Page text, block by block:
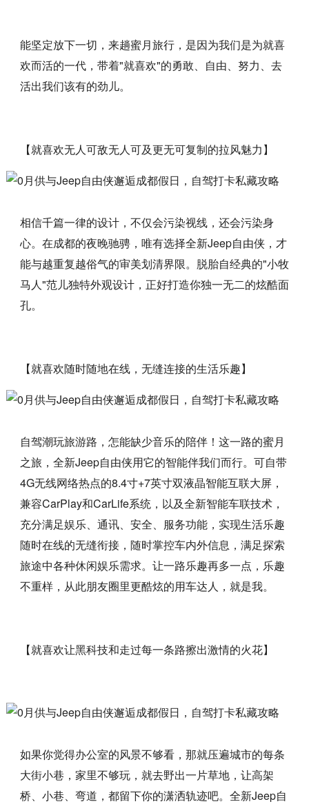
能坚定放下一切，来趟蜜月旅行，是因为我们是为就喜
欢而活的一代，带着"就喜欢"的勇敢、自由、努力、去
活出我们该有的劲儿。
【就喜欢无人可敌无人可及更无可复制的拉风魅力】
相信千篇一律的设计，不仅会污染视线，还会污染身
心。在成都的夜晚驰骋，唯有选择全新Jeep自由侠，才
能与越重复越俗气的审美划清界限。脱胎自经典的"小牧
马人"范儿独特外观设计，正好打造你独一无二的炫酷面
孔。
【就喜欢随时随地在线，无缝连接的生活乐趣】
自驾潮玩旅游路，怎能缺少音乐的陪伴！这一路的蜜月
之旅，全新Jeep自由侠用它的智能伴我们而行。可自带
4G无线网络热点的8.4寸+7英寸双液晶智能互联大屏，
兼容CarPlay和CarLife系统，以及全新智能车联技术，
充分满足娱乐、通讯、安全、服务功能，实现生活乐趣
随时在线的无缝衔接，随时掌控车内外信息，满足探索
旅途中各种休闲娱乐需求。让一路乐趣再多一点，乐趣
不重样，从此朋友圈里更酷炫的用车达人，就是我。
【就喜欢让黑科技和走过每一条路擦出激情的火花】
如果你觉得办公室的风景不够看，那就压遍城市的每条
大街小巷，家里不够玩，就去野出一片草地，让高架
桥、小巷、弯道，都留下你的潇洒轨迹吧。全新Jeep自